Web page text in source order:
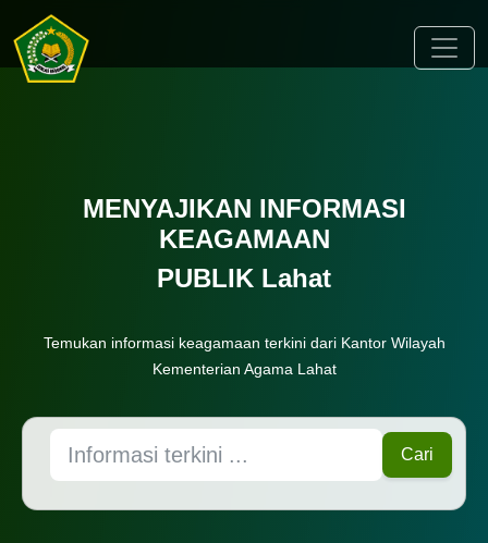
MENYAJIKAN INFORMASI
KEAGAMAAN
PUBLIK Lahat
Temukan informasi keagamaan terkini dari Kantor Wilayah
Kementerian Agama Lahat
Cari